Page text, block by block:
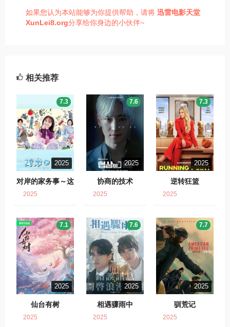
如果您认为本站能够为你提供帮助，请将 迅雷电影天堂
XunLei8.org分享给你身边的小伙伴~
相关推荐
2025
对岸的家务事～这
就是我的生存之
7.3
2025
2025
协商的技术
7.6
2025
2025
逆转狂篮
7.3
2025
2025
仙台有树
7.1
2025
2025
相遇骤雨中
7.6
2025
2025
驯荒记
7.7
2025